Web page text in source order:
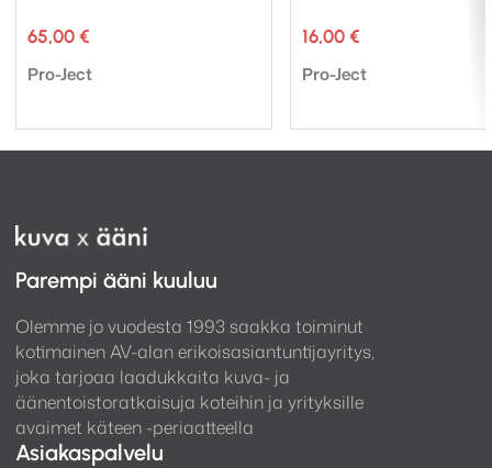
65,00 €
Tuotemerkki:
Pro-Ject
16,00 €
Tuotemerkki:
Pro-Ject
Parempi ääni kuuluu
Olemme jo vuodesta 1993 saakka toiminut
kotimainen AV-alan erikoisasiantuntijayritys,
joka tarjoaa laadukkaita kuva- ja
äänentoistoratkaisuja koteihin ja yrityksille
avaimet käteen -periaatteella
Asiakaspalvelu